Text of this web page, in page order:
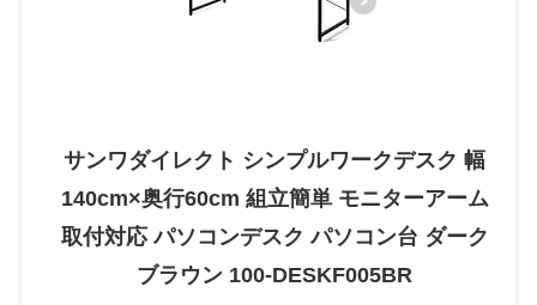
サンワダイレクト シンプルワークデスク 幅
140cm×奥行60cm 組立簡単 モニターアーム
取付対応 パソコンデスク パソコン台 ダーク
ブラウン 100-DESKF005BR